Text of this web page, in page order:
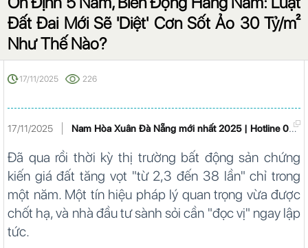
Đất Đai Mới Sẽ 'Diệt' Cơn Sốt Ảo 30 Tỷ/m²
Như Thế Nào?
17/11/2025 226
17/11/2025 Nam Hòa Xuân Đà Nẵng mới nhất 2025 | Hotline 0901266199
Đã qua rồi thời kỳ thị trường bất động sản chứng
kiến giá đất tăng vọt "từ 2,3 đến 38 lần" chỉ trong
một năm. Một tín hiệu pháp lý quan trọng vừa được
chốt hạ, và nhà đầu tư sành sỏi cần "đọc vị" ngay lập
tức.